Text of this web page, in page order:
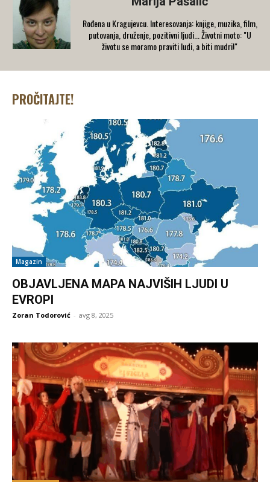
​Rođena u Kragujevcu. Interesovanja: knjige, muzika, film,
putovanja, druženje, pozitivni ljudi... Životni moto: "U
životu se moramo praviti ludi, a biti mudri!"
PROČITAJTE!
Magazin
OBJAVLJENA MAPA NAJVIŠIH LJUDI U
EVROPI
Zoran Todorović - avg 8, 2025